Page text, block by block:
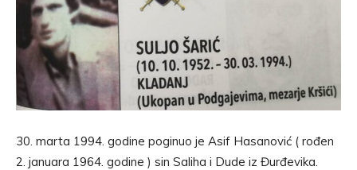
30. marta 1994. godine poginuo je Asif Hasanović ( rođen
2. januara 1964. godine ) sin Saliha i Dude iz Đurđevika.